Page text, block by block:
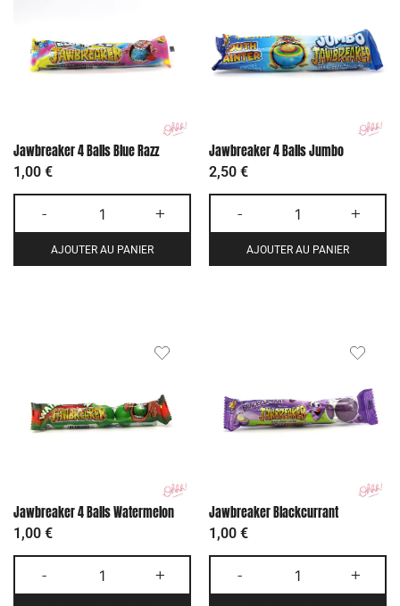
Jawbreaker 4 Balls Blue Razz
1,00 €
- +
AJOUTER AU PANIER
Jawbreaker 4 Balls Jumbo
2,50 €
- +
AJOUTER AU PANIER
Jawbreaker 4 Balls Watermelon
1,00 €
- +
Jawbreaker Blackcurrant
1,00 €
- +